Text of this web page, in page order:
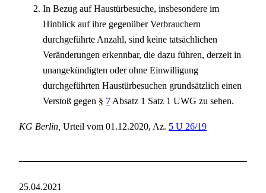
In Bezug auf Haustürbesuche, insbesondere im
Hinblick auf ihre gegenüber Verbrauchern
durchgeführte Anzahl, sind keine tatsächlichen
Veränderungen erkennbar, die dazu führen, derzeit in
unangekündigten oder ohne Einwilligung
durchgeführten Haustürbesuchen grundsätzlich einen
Verstoß gegen § 7Absatz 1 Satz 1 UWG zu sehen.
KG Berlin, Urteil vom 01.12.2020, Az. 5 U 26/19
25.04.2021